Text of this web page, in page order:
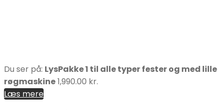
Du ser på: LysPakke 1 til alle typer fester og med lille
røgmaskine1,990.00 kr.
Læs mere